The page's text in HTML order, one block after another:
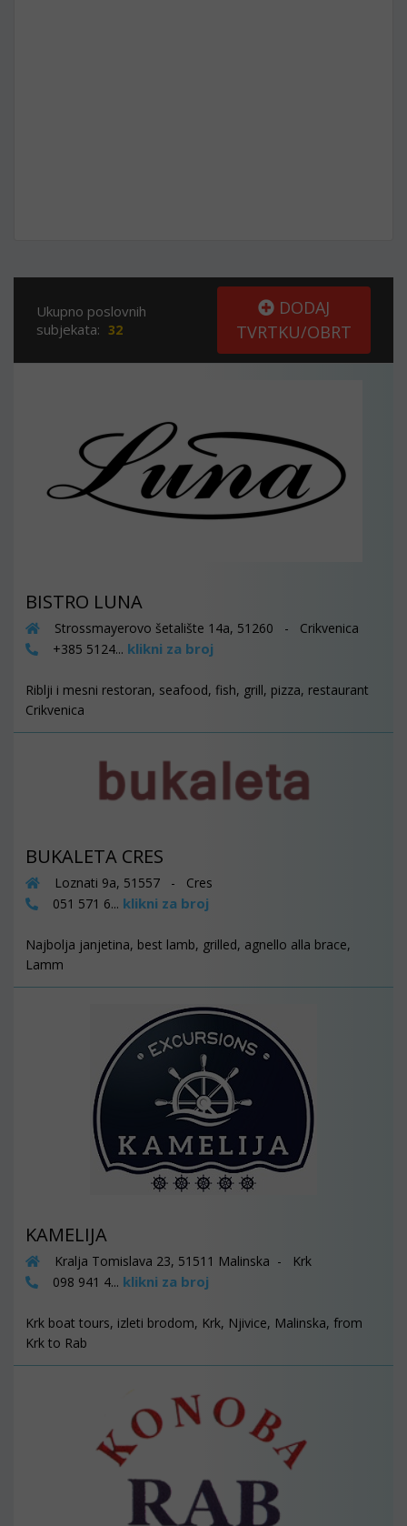
Ukupno poslovnih
subjekata: 32
DODAJ
TVRTKU/OBRT
BISTRO LUNA
Strossmayerovo šetalište 14a, 51260 - Crikvenica
+385 5124... klikni za broj
Riblji i mesni restoran, seafood, fish, grill, pizza, restaurant
Crikvenica
BUKALETA CRES
Loznati 9a, 51557 - Cres
051 571 6... klikni za broj
Najbolja janjetina, best lamb, grilled, agnello alla brace,
Lamm
KAMELIJA
Kralja Tomislava 23, 51511 Malinska - Krk
098 941 4... klikni za broj
Krk boat tours, izleti brodom, Krk, Njivice, Malinska, from
Krk to Rab